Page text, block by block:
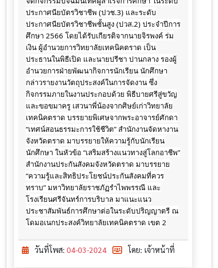
ประกาศนียบัตรวิชาชีพ (ปวช.3) และระดับ
ประกาศนียบัตรวิชาชีพชั้นสูง (ปวส.2) ประจำปีการ
ศึกษา 2566 โดยได้รับเกียรติจากนายจิรพงค์ ร่ม
เงิน ผู้อำนวยการวิทยาลัยเทคนิคตราด เป็น
ประธานในพิธีเปิด และนายปรีชา ปานกลาง รองผู้
อำนวยการฝ่ายพัฒนากิจการนักเรียน นักศึกษา
กล่าวรายงานวัตถุประสงค์ในการจัดงาน ซึ่ง
กิจกรรมภายในงานประกอบด้วย พิธีบายศรีสู่ขวัญ
และขอขมาครู เสวนาพี่น้องจากศิษย์เก่าวิทยาลัย
เทคนิคตราด บรรยายพิเศษจากพระอาจารย์ศักดา
“เทศน์สอนธรรมะการใช้ชีวิต” สำนักงานจัดหางาน
จังหวัดตราด มาบรรยายให้ความรู้กับนักเรียน
นักศึกษา ในหัวข้อ “เสริมสร้างแนวทางสู่โลกอาชีพ”
สำนักงานประกันสังคมจังหวัดตราด มาบรรยาย
“ความรู้และสิทธิประโยชน์ประกันสังคมที่ควร
ทราบ” มหาวิทยาลัยราชภัฏรำไพพรรณี และ
โรงเรียนศรีจันทร์การบริบาล มาแนะแนว
ประชาสัมพันธ์การศึกษาต่อในระดับปริญญาตรี ณ
โดมอเนกประสงค์วิทยาลัยเทคนิคตราด เขต 2
วันที่โพส: 04-03-2024 โดย: เจ้าหน้าที่